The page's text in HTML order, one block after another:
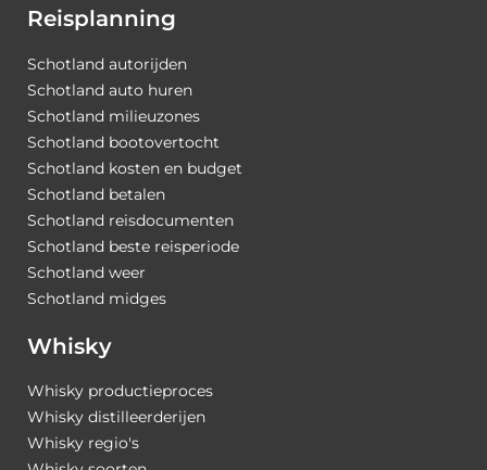
Reisplanning
Schotland autorijden
Schotland auto huren
Schotland milieuzones
Schotland bootovertocht
Schotland kosten en budget
Schotland betalen
Schotland reisdocumenten
Schotland beste reisperiode
Schotland weer
Schotland midges
Whisky
Whisky productieproces
Whisky distilleerderijen
Whisky regio's